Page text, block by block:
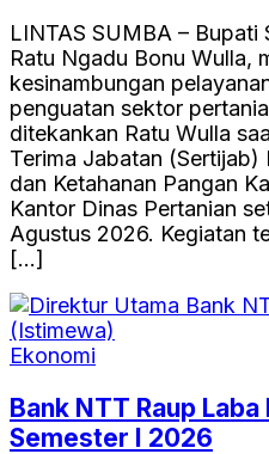
LINTAS SUMBA – Bupati
Ratu Ngadu Bonu Wulla,
kesinambungan
penguatan sektor
ditekankan Ratu Wulla
Terima Jabatan (Sertijab)
dan Ketahanan Pangan
Kantor Dinas Pertanian
Agustus 2026. Kegiatan
[…]
Ekonomi
Bank NTT Raup
Semester I 2026